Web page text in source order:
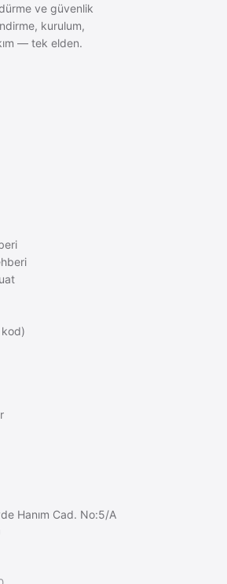
ve güvenlik
kurulum,
— tek elden.
Hanım Cad. No:5/A